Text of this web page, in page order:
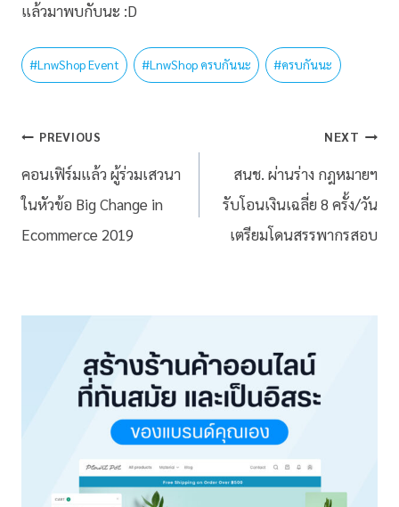
แล้วมาพบกับนะ :D
#LnwShop Event #LnwShop ครบกันนะ #ครบกันนะ
PREVIOUS
คอนเฟิร์มแล้ว ผู้ร่วมเสวนา
ในหัวข้อ Big Change in
Ecommerce 2019
NEXT
สนช. ผ่านร่าง กฎหมายฯ
รับโอนเงินเฉลี่ย 8 ครั้ง/วัน
เตรียมโดนสรรพากรสอบ